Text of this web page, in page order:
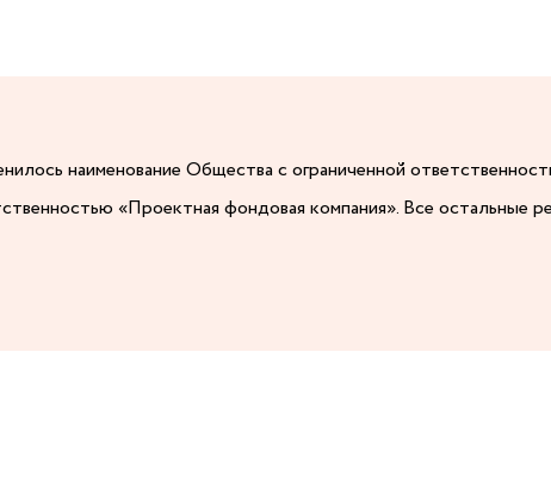
наименование Общества с ограниченной
«Проектная фондовая компания». Все